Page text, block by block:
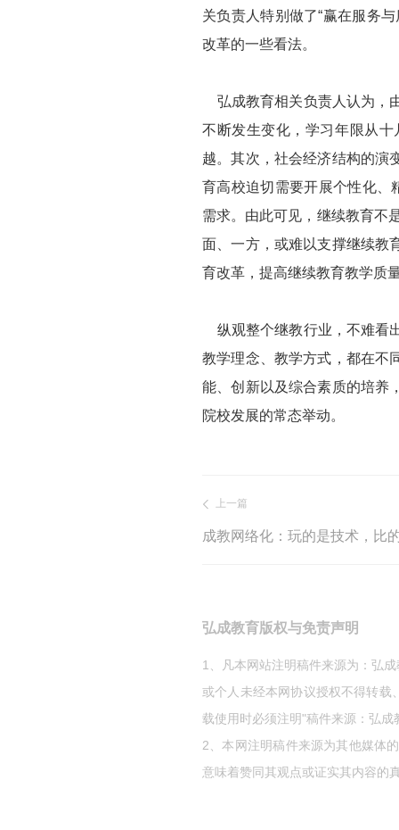
关负责人特别做了“赢在服务
改革的一些看法。
弘成教育相关负责人认为，
不断发生变化，学习年限从
越。其次，社会经济结构的演
育高校迫切需要开展个性化、
需求。由此可见，继续教育不
面、一方，或难以支撑继续教
育改革，提高继续教育教学质
纵观整个继教行业，不难看
教学理念、教学方式，都在不
能、创新以及综合素质的培养
院校发展的常态举动。
上一篇
成教网络化：玩的是技术，比
弘成教育版权与免责声明
1、凡本网站注明稿件来源为：弘
或个人未经本网协议授权不得转载
载使用时必须注明"稿件来源：弘
2、本网注明稿件来源为其他媒体
意味着赞同其观点或证实其内容的